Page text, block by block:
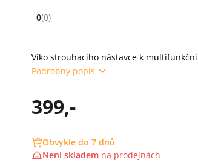
Hodnocení: 0 z 5 (0 recenzí)
0(0)
Víko strouhacího nástavce k
Podrobný popis
399,-
Obvykle do 7 dnů
Není skladem na prodejnách